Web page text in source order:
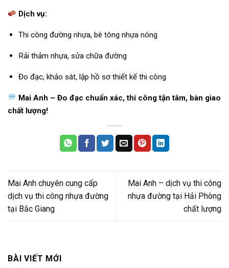
Dịch vụ:
Thi công đường nhựa, bê tông nhựa nóng
Rải thảm nhựa, sửa chữa đường
Đo đạc, khảo sát, lập hồ sơ thiết kế thi công
Mai Anh – Đo đạc chuẩn xác, thi công tận tâm, bàn giao
chất lượng!
Mai Anh chuyên cung cấp
dịch vụ thi công nhựa đường
tại Bắc Giang
Mai Anh – dịch vụ thi công
nhựa đường tại Hải Phòng
chất lượng
BÀI VIẾT MỚI